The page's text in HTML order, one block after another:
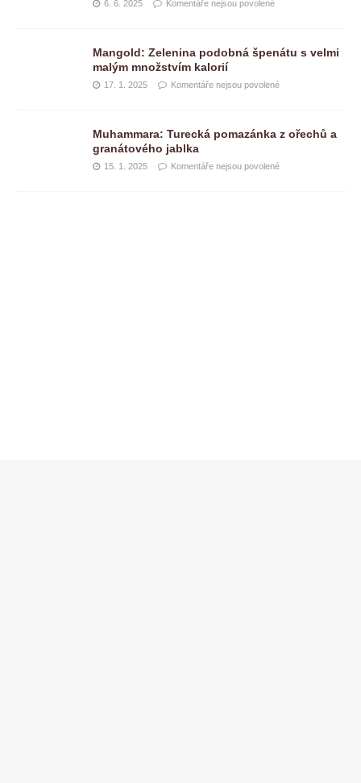
6. 6. 2025 Komentáře nejsou povolené
Mangold: Zelenina podobná špenátu s velmi
malým množstvím kalorií
17. 1. 2025 Komentáře nejsou povolené
Muhammara: Turecká pomazánka z ořechů a
granátového jablka
15. 1. 2025 Komentáře nejsou povolené